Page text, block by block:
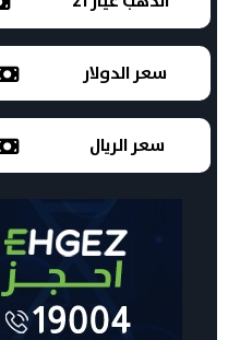
سعر الدولار
سعر الريال